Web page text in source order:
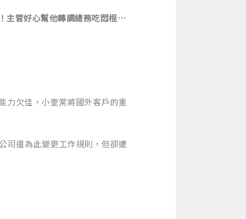
主管好心幫他轉調總務吃悶棍…
欠佳，小奎常將國外客戶的重
還為此變更工作規則，但卻遭